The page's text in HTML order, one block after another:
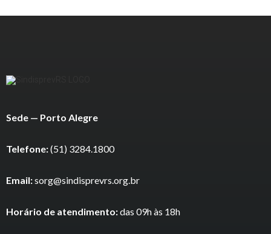
Sede — Porto Alegre
Telefone:(51) 3284.1800
Email:sorg@sindisprevrs.org.br
Horário de atendimento:das 09h às 18h